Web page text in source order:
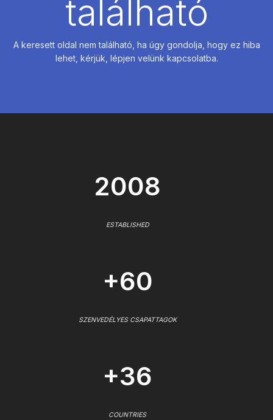
található
A keresett oldal nem található, ha úgy gondolja, hogy ez hiba
lehet, kérjük, lépjen velünk kapcsolatba.
2008
ESTABLISHED
+60
SZENVEDÉLYES CSAPATTAGOK
+36
COUNTRIES